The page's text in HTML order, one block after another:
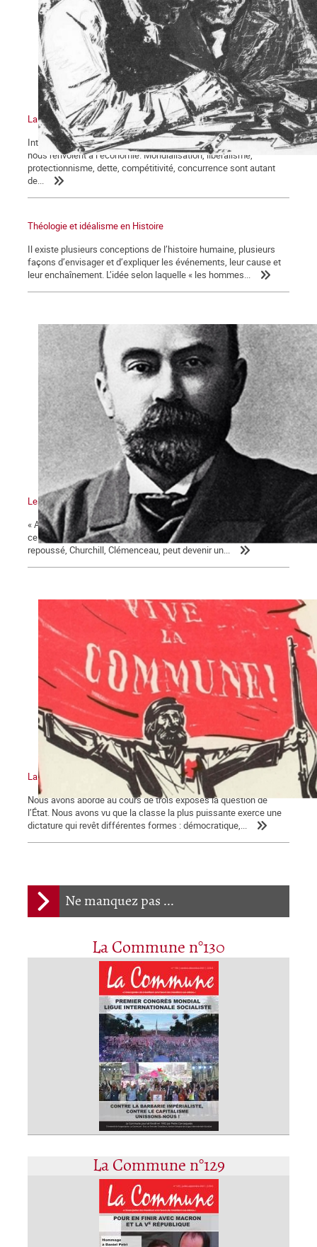
Ne manquez pas ...
La Commune n°130
La Commune n°129
La compréhension marxiste de l’économie
Introduction Chaque jour, les journaux, les discours politiques
nous renvoient à l’économie. Mondialisation, libéralisme,
protectionnisme, dette, compétitivité, concurrence sont autant
de...
Théologie et idéalisme en Histoire
Il existe plusieurs conceptions de l’histoire humaine, plusieurs
façons d’envisager et d’expliquer les événements, leur cause et
leur enchaînement. L’idée selon laquelle « les hommes...
Les marxistes et l’histoire
« Aujourd'hui je suis dans l'histoire » , a affirmé François Hollande,
ce mardi 24 mai sur France Culture . « Un homme politique décrié,
repoussé, Churchill, Clémenceau, peut devenir un...
La Révolution et l’État
Nous avons abordé au cours de trois exposés la question de
l’État. Nous avons vu que la classe la plus puissante exerce une
dictature qui revêt différentes formes : démocratique,...